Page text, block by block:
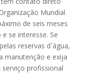
Mundial
de seis meses
se interesse. Se
reservas d´água,
manutenção e exija
profissional